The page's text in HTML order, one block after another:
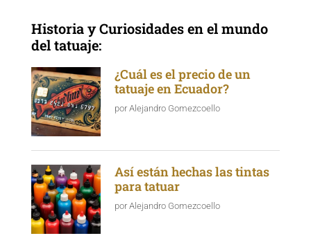
Historia y Curiosidades en el mundo
del tatuaje:
¿Cuál es el precio de un
tatuaje en Ecuador?
por Alejandro Gomezcoello
Así están hechas las tintas
para tatuar
por Alejandro Gomezcoello